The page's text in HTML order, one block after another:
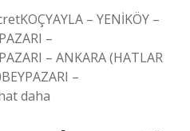
– YENİKÖY –
–
– ANKARA (HATLAR
–
daha